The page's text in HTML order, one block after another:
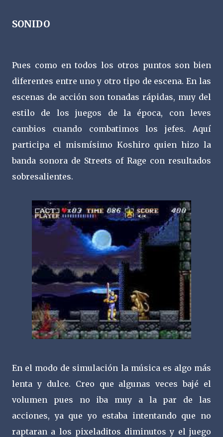
SONIDO
Pues como en todos los otros puntos son bien
diferentes entre uno y otro tipo de escena. En las
escenas de acción son tonadas rápidas, muy del
estilo de los juegos de la época, con leves
cambios cuando combatimos los jefes. Aquí
participa el mismísimo Koshiro quien hizo la
banda sonora de Streets of Rage con resultados
sobresalientes.
En el modo de simulación la música es algo más
lenta y dulce. Creo que algunas veces bajé el
volumen pues no iba muy a la par de las
acciones, ya que yo estaba intentando que no
raptaran a los pixeladitos diminutos y el juego